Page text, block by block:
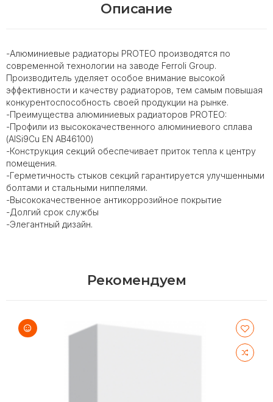
Описание
-Алюминиевые радиаторы PROTEO производятся по
современной технологии на заводе Ferroli Group.
Производитель уделяет особое внимание высокой
эффективности и качеству радиаторов, тем самым повышая
конкурентоспособность своей продукции на рынке.
-Преимущества алюминиевых радиаторов PROTEO:
-Профили из высококачественного алюминиевого сплава
(AISi9Cu EN AB46100)
-Конструкция секций обеспечивает приток тепла к центру
помещения.
-Герметичность стыков секций гарантируется улучшенными
болтами и стальными ниппелями.
-Высококачественное антикоррозийное покрытие
-Долгий срок службы
-Элегантный дизайн.
Рекомендуем